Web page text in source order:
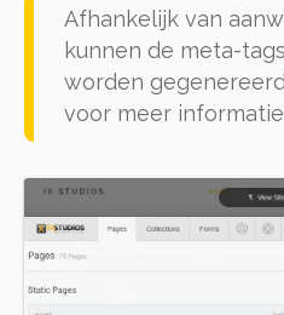
Afhankelijk van
kunnen de meta-
worden
voor meer